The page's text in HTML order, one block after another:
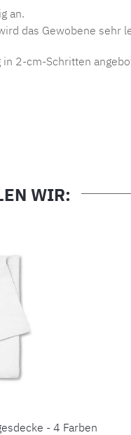
an.
das Gewobene sehr
in 2-cm-Schritten
WIR:
- 4 Farben